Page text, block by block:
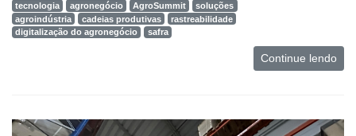
Destaque
tecnologia
agronegócio AgroSummit
soluções
agroindústria
cadeias produtivas
rastreabilidade
digitalização do agronegócio
safra
Continue lendo